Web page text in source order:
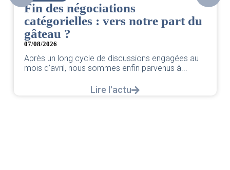
Fin des négociations
catégorielles : vers notre part du
gâteau ?
07/08/2026
Après un long cycle de discussions engagées au
mois d’avril, nous sommes enfin parvenus à...
Lire l'actu